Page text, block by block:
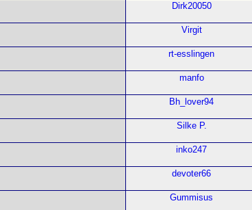
Dirk20050
Virgit
rt-esslingen
manfo
Bh_lover94
Silke P.
inko247
devoter66
Gummisus